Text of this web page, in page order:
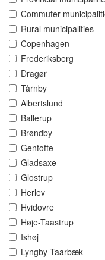
Commuter
Rural municipalities
Copenhagen
Frederiksberg
Dragør
Tårnby
Albertslund
Ballerup
Brøndby
Gentofte
Gladsaxe
Glostrup
Herlev
Hvidovre
Høje-Taastrup
Ishøj
Lyngby-Taarbæk